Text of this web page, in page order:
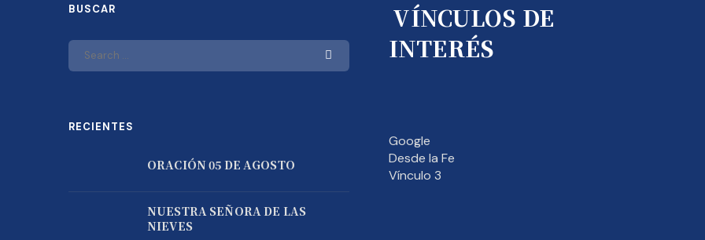
BUSCAR
RECIENTES
ORACIÓN 05 DE AGOSTO
NUESTRA SEÑORA DE LAS
NIEVES
VÍNCULOS DE
INTERÉS
Google
Desde la Fe
Vínculo 3